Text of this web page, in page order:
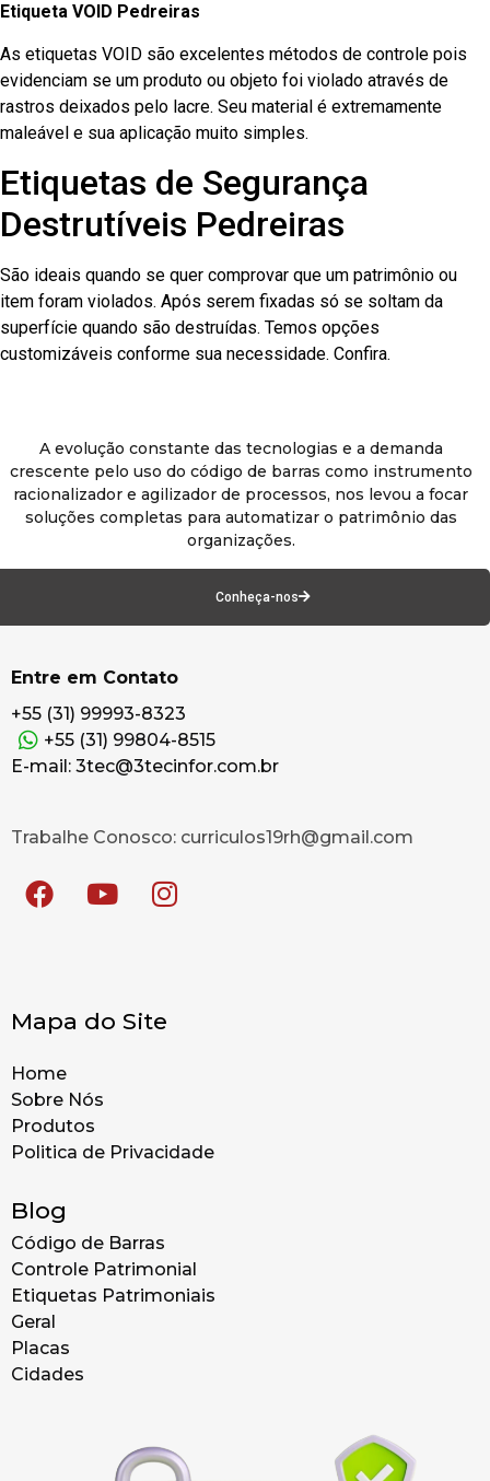
Etiqueta VOID Pedreiras
As etiquetas VOID são excelentes métodos de controle pois
evidenciam se um produto ou objeto foi violado através de
rastros deixados pelo lacre. Seu material é extremamente
maleável e sua aplicação muito simples.
Etiquetas de Segurança
Destrutíveis Pedreiras
São ideais quando se quer comprovar que um patrimônio ou
item foram violados. Após serem fixadas só se soltam da
superfície quando são destruídas. Temos opções
customizáveis conforme sua necessidade. Confira.
A evolução constante das tecnologias e a demanda
crescente pelo uso do código de barras como instrumento
racionalizador e agilizador de processos, nos levou a focar
soluções completas para automatizar o patrimônio das
organizações.
Conheça-nos
Entre em Contato
+55 (31) 99993-8323
+55 (31) 99804-8515
E-mail: 3tec@3tecinfor.com.br
Trabalhe Conosco: curriculos19rh@gmail.com
Mapa do Site
Home
Sobre Nós
Produtos
Politica de Privacidade
Blog
Código de Barras
Controle Patrimonial
Etiquetas Patrimoniais
Geral
Placas
Cidades